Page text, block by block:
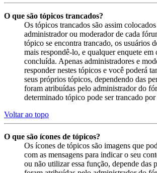
O que são tópicos trancados?
Os tópicos trancados são assim
administrador ou moderador de cada
tópico se encontra trancado, os usuários
mais respondê-lo, e qualquer enquete em
concluída. Apenas administradores e
responder nestes tópicos e você poderá
seus próprios tópicos, dependendo das
foram atribuídas pelo administrador do
determinado tópico pode ser trancado
Voltar ao topo
O que são ícones de tópicos?
Os ícones de tópicos são imagens que
com as mensagens para indicar o seu
ou não utilizar essa função, depende das